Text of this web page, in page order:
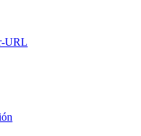
URL